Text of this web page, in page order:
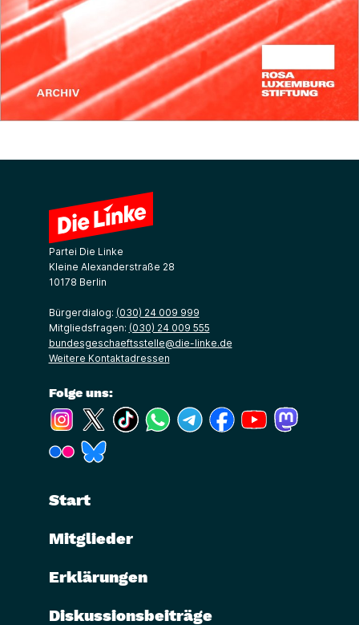
Partei Die Linke
Kleine Alexanderstraße 28
10178 Berlin
Bürgerdialog: (030) 24 009 999
Mitgliedsfragen: (030) 24 009 555
bundesgeschaeftsstelle@die-linke.de
Weitere Kontaktadressen
Folge uns:
(Link öffnet ein neues Fenster)
(Link öffnet ein neues Fenster)
(Link öffnet ein neues Fenster)
(Link öffnet ein neues Fenster)
(Link öffnet ein neues Fenster)
(Link öffnet ein neues
(Link öffnet ein
(Link öffnet ein neues Fenster)
Start
Mitglieder
Erklärungen
Diskussionsbeiträge